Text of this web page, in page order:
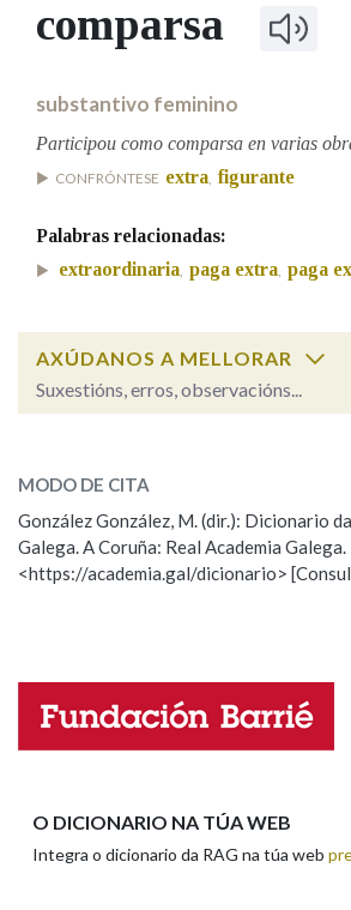
IDENTIDADE
MARCIAL
FIGURAS
PRIMAVERA
PORTAL DAS
Facebook
TwitterYoutubeInstagram
Bluesky
BUSCAR NOS LEMAS
Remata por
Contén
BUSCAR NO CONTIDO
Nas definicións
Nos exemplos
OUTRAS OPCIÓNS DE BUSCA
Pertence a
comparsa
substantivo feminino
Participou como comparsa en varias
CONFRÓNTESE extra, figurante
Palabras relacionadas:
extraordinaria, paga extra, paga
AXÚDANOS A MELLORAR
Suxestións, erros, observacións...
ESCOLLE UNHA OPCIÓN:
Observación Hai un erro na
Propoño mellorar a definición
Nome
MODO DE CITA
González González, M. (dir.): Dicionario
Galega. A Coruña: Real Academia Galega.
<https://academia.gal/dicionario>
O DICIONARIO NA TÚA WEB
Integra o dicionario da RAG na túa web